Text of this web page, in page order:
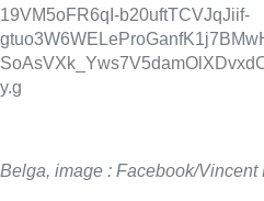
19VM5oFR6qI-b20uftTCVJqJiif-
y.g
Belga, image : Facebook/Vincent